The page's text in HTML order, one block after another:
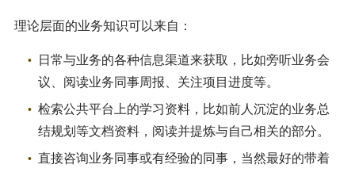
理论层面的业务知识可以来自：
日常与业务的各种信息渠道来获取，比如旁听业务会
议、阅读业务同事周报、关注项目进度等。
检索公共平台上的学习资料，比如前人沉淀的业务总
结规划等文档资料，阅读并提炼与自己相关的部分。
直接咨询业务同事或有经验的同事，当然最好的带着